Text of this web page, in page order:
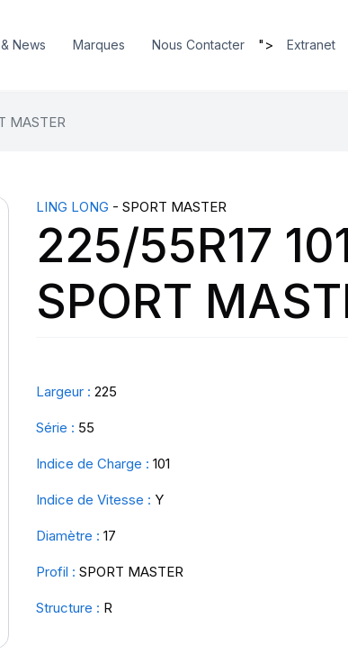
News Marques Nous Contacter "> Extranet
MASTER
LING LONG - SPORT MASTER
225/55R17
SPORT
Largeur : 225
Série : 55
Indice de Charge : 101
Indice de Vitesse : Y
Diamètre : 17
Profil : SPORT MASTER
Structure : R